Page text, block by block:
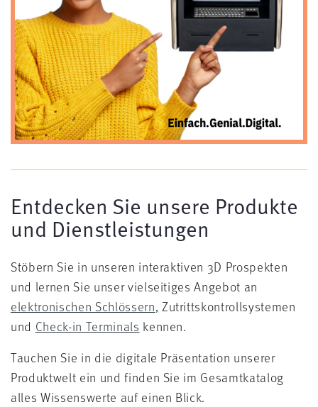
Entdecken Sie unsere Produkte
und Dienstleistungen
Stöbern Sie in unseren interaktiven 3D Prospekten
und lernen Sie unser vielseitiges Angebot an
elektronischen Schlössern, Zutrittskontrollsystemen
und Check-in Terminals kennen.
Tauchen Sie in die digitale Präsentation unserer
Produktwelt ein und finden Sie im Gesamtkatalog
alles Wissenswerte auf einen Blick.